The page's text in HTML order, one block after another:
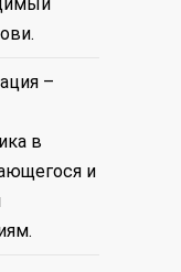
–
в
и